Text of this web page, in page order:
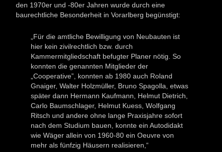
den 1970er und -80er Jahren wurde durch eine
baurechtliche Besonderheit in Vorarlberg begünstigt:
„Für die amtliche Bewilligung von Neubauten ist
hier kein zivilrechtlich bzw. durch
Kammermitgliedschaft befugter Planer nötig. So
konnten die genannten Mitglieder der
„Cooperative”, konnten ab 1980 auch Roland
Gnaiger, Walter Holzmüller, Bruno Spagolla, etwas
später dann Hermann Kaufmann, Helmut Dietrich,
Carlo Baumschlager, Helmut Kuess, Wolfgang
Ritsch und andere ohne lange Praxisjahre sofort
nach dem Studium bauen, konnte ein Autodidakt
wie Wäger allein von 1960-80 ein Oeuvre von
mehr als fünfzig Häusern realisieren,“